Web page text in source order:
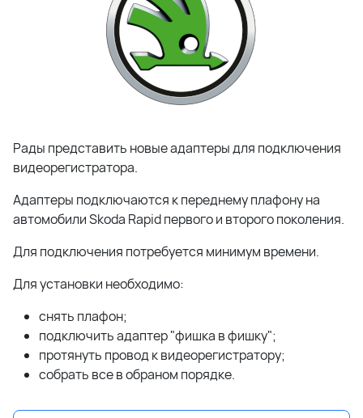
Рады представить новые адаптеры для подключения
видеорегистратора.
Адаптеры подключаются к переднему плафону на
автомобили Skoda Rapid первого и второго поколения.
Для подключения потребуется минимум времени.
Для установки необходимо:
снять плафон;
подключить адаптер "фишка в фишку";
протянуть провод к видеорегистратору;
собрать все в обраном порядке.